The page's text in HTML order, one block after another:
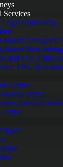
Services
Consulting
Based Immigrant
Based Non-
and U.S.
TPS,
Office
Office
Carolina
Office